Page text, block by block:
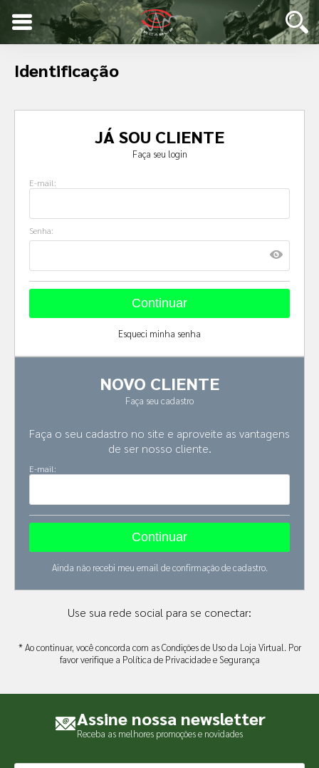
Identificação
JÁ SOU CLIENTE
Faça seu login
E-mail:
Senha:
Esqueci minha senha
NOVO CLIENTE
Faça seu cadastro
Faça o seu cadastro no site e aproveite as vantagens
de ser nosso cliente.
E-mail:
Ainda não recebi meu email de confirmação de cadastro.
Use sua rede social para se conectar:
* Ao continuar, você concorda com as Condições de Uso da Loja Virtual. Por
favor verifique a Política de Privacidade e Segurança
Assine nossa newsletter
Receba as melhores promoções e novidades